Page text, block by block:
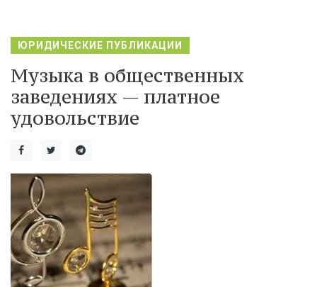
ЮРИДИЧЕСКИЕ ПУБЛИКАЦИИ
Музыка в общественных
заведениях — платное
удовольствие